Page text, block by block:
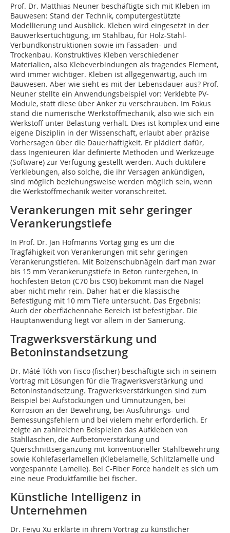
Prof. Dr. Matthias Neuner beschäftigte sich mit Kleben im
Bauwesen: Stand der Technik, computergestützte
Modellierung und Ausblick. Kleben wird eingesetzt in der
Bauwerksertüchtigung, im Stahlbau, für Holz-Stahl-
Verbundkonstruktionen sowie im Fassaden- und
Trockenbau. Konstruktives Kleben verschiedener
Materialien, also Klebeverbindungen als tragendes Element,
wird immer wichtiger. Kleben ist allgegenwärtig, auch im
Bauwesen. Aber wie sieht es mit der Lebensdauer aus? Prof.
Neuner stellte ein Anwendungsbeispiel vor: Verklebte PV-
Module, statt diese über Anker zu verschrauben. Im Fokus
stand die numerische Werkstoffmechanik, also wie sich ein
Werkstoff unter Belastung verhält. Dies ist komplex und eine
eigene Disziplin in der Wissenschaft, erlaubt aber präzise
Vorhersagen über die Dauerhaftigkeit. Er plädiert dafür,
dass Ingenieuren klar definierte Methoden und Werkzeuge
(Software) zur Verfügung gestellt werden. Auch duktilere
Verklebungen, also solche, die ihr Versagen ankündigen,
sind möglich beziehungsweise werden möglich sein, wenn
die Werkstoffmechanik weiter voranschreitet.
Verankerungen mit sehr geringer
Verankerungstiefe
In Prof. Dr. Jan Hofmanns Vortag ging es um die
Tragfähigkeit von Verankerungen mit sehr geringen
Verankerungstiefen. Mit Bolzenschubnägeln darf man zwar
bis 15 mm Verankerungstiefe in Beton runtergehen, in
hochfesten Beton (C70 bis C90) bekommt man die Nägel
aber nicht mehr rein. Daher hat er die klassische
Befestigung mit 10 mm Tiefe untersucht. Das Ergebnis:
Auch der oberflächennahe Bereich ist befestigbar. Die
Hauptanwendung liegt vor allem in der Sanierung.
Tragwerksverstärkung und
Betoninstandsetzung
Dr. Máté Tóth von Fisco (fischer) beschäftigte sich in seinem
Vortrag mit Lösungen für die Tragwerksverstärkung und
Betoninstandsetzung. Tragwerksverstärkungen sind zum
Beispiel bei Aufstockungen und Umnutzungen, bei
Korrosion an der Bewehrung, bei Ausführungs- und
Bemessungsfehlern und bei vielem mehr erforderlich. Er
zeigte an zahlreichen Beispielen das Aufkleben von
Stahllaschen, die Aufbetonverstärkung und
Querschnittsergänzung mit konventioneller Stahlbewehrung
sowie Kohlefaserlamellen (Klebelamelle, Schlitzlamelle und
vorgespannte Lamelle). Bei C-Fiber Force handelt es sich um
eine neue Produktfamilie bei fischer.
Künstliche Intelligenz in
Unternehmen
Dr. Feiyu Xu erklärte in ihrem Vortrag zu künstlicher